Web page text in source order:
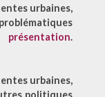
urbaines,
.
urbaines,